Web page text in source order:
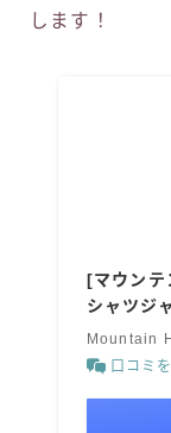
します！
[マウンテ
シャツジ
Mountain
口コミ